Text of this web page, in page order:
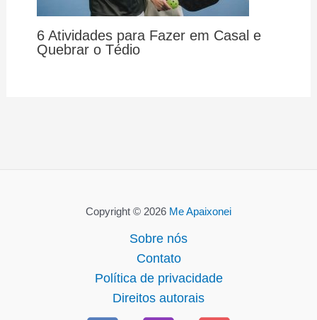
6 Atividades para Fazer em Casal e
Quebrar o Tédio
Copyright © 2026 Me Apaixonei
Sobre nós
Contato
Política de privacidade
Direitos autorais